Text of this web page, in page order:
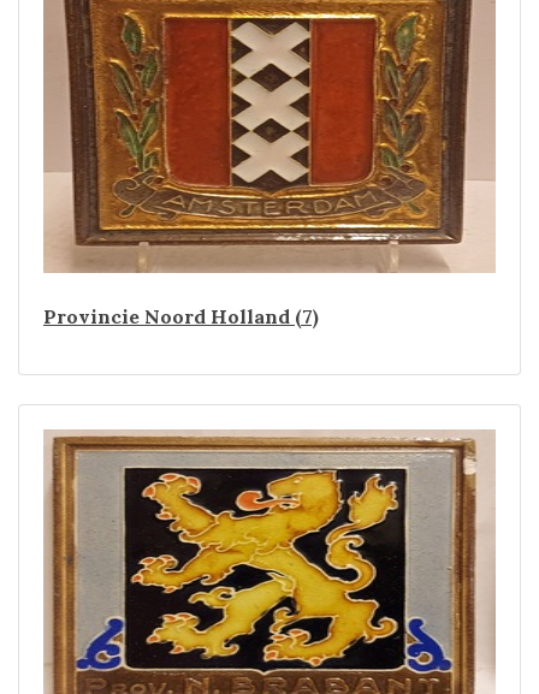
Provincie Noord Holland (7)